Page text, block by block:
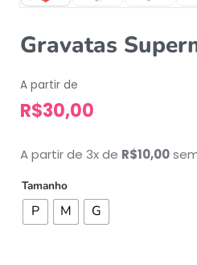
Gravatas
A partir de
R$30,00
A partir de 3x de R$10,00
Tamanho
P M G